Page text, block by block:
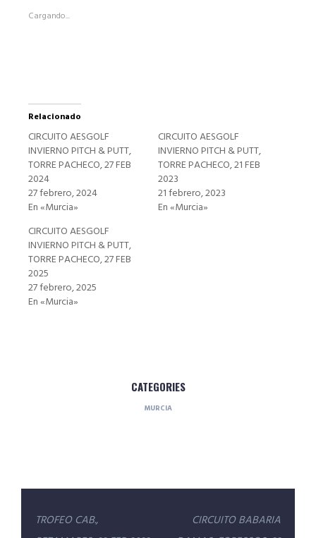
en
Cargando...
Relacionado
CIRCUITO AESGOLF
INVIERNO PITCH & PUTT,
TORRE PACHECO, 27 FEB
2024
27 febrero, 2024
En «Murcia»
CIRCUITO AESGOLF
INVIERNO PITCH & PUTT,
TORRE PACHECO, 21 FEB
2023
21 febrero, 2023
En «Murcia»
CIRCUITO AESGOLF
INVIERNO PITCH & PUTT,
TORRE PACHECO, 27 FEB
2025
27 febrero, 2025
En «Murcia»
CATEGORIES
MURCIA
Navegación
TROFEO CAB.,
CIRCUITO BABARIA